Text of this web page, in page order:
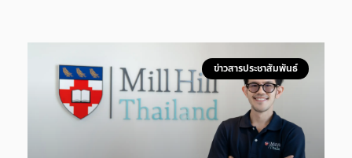
ข่าวสารประชาสัมพันธ์